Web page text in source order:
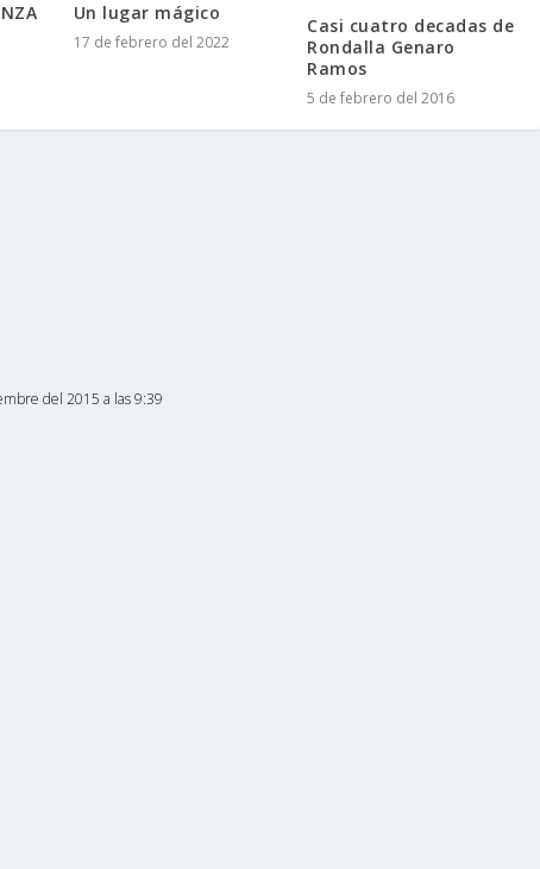
Un lugar mágico
17 de febrero del 2022
Casi cuatro decadas de
Rondalla Genaro
Ramos
5 de febrero del 2016
del 2015 a las 9:39